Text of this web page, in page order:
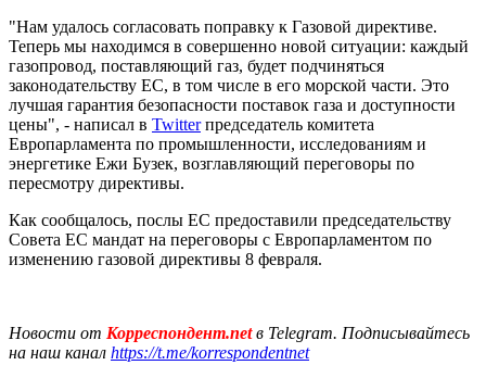
"Нам удалось согласовать поправку к Газовой директиве.
Теперь мы находимся в совершенно новой ситуации: каждый
газопровод, поставляющий газ, будет подчиняться
законодательству ЕС, в том числе в его морской части. Это
лучшая гарантия безопасности поставок газа и доступности
цены", - написал в Twitterпредседатель комитета
Европарламента по промышленности, исследованиям и
энергетике Ежи Бузек, возглавляющий переговоры по
пересмотру директивы.
Как сообщалось, послы ЕС предоставили председательству
Совета ЕС мандат на переговоры с Европарламентом по
изменению газовой директивы 8 февраля.
Новости от Корреспондент.netв Telegram. Подписывайтесь
на наш канал https://t.me/korrespondentnet